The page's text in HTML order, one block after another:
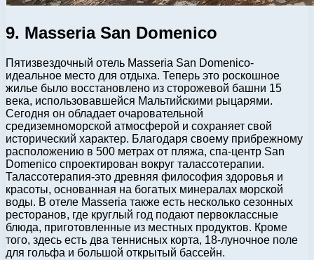
9. Masseria San Domenico
Пятизвездочный отель Masseria San Domenico-
идеальное место для отдыха. Теперь это роскошное
жилье было восстановлено из сторожевой башни 15
века, использовавшейся Мальтийскими рыцарями.
Сегодня он обладает очаровательной
средиземноморской атмосферой и сохраняет свой
исторический характер. Благодаря своему прибрежному
расположению в 500 метрах от пляжа, спа-центр San
Domenico спроектирован вокруг талассотерапии.
Талассотерапия-это древняя философия здоровья и
красоты, основанная на богатых минералах морской
воды. В отеле Masseria также есть несколько сезонных
ресторанов, где круглый год подают первоклассные
блюда, приготовленные из местных продуктов. Кроме
того, здесь есть два теннисных корта, 18-луночное поле
для гольфа и большой открытый бассейн.